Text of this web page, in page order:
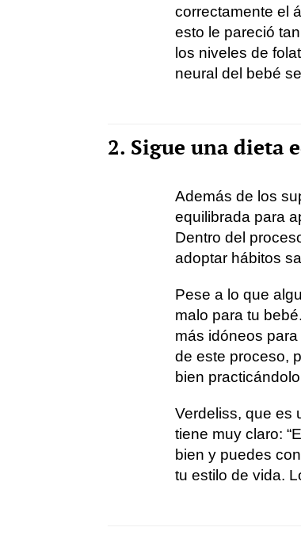
correctamente el
esto le pareció
los niveles de
neural del bebé
2. Sigue una dieta
Además de los
equilibrada para
Dentro del
adoptar hábitos
Pese a lo que
malo para tu
más idóneos
de este proceso,
bien
Verdeliss, que es
tiene muy claro:
bien y puedes
tu estilo de vida.